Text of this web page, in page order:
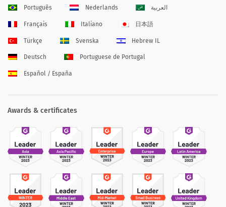
Português Nederlands العربية
Français Italiano 日本語
Türkçe Svenska Hebrew IL
Deutsch Portuguese de Portugal
Español / España
Awards & certificates